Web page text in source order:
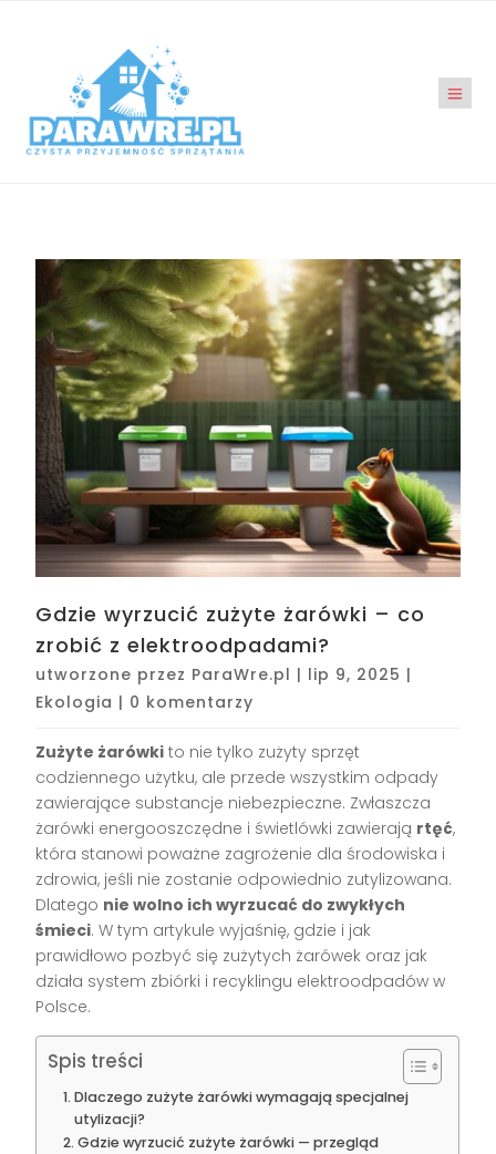
Gdzie wyrzucić zużyte żarówki – co
zrobić z elektroodpadami?
utworzone przez ParaWre.pl | lip 9, 2025 |
Ekologia | 0 komentarzy
Zużyte żarówki to nie tylko zużyty sprzęt
codziennego użytku, ale przede wszystkim odpady
zawierające substancje niebezpieczne. Zwłaszcza
żarówki energooszczędne i świetlówki zawierają rtęć,
która stanowi poważne zagrożenie dla środowiska i
zdrowia, jeśli nie zostanie odpowiednio zutylizowana.
Dlatego nie wolno ich wyrzucać do zwykłych
śmieci. W tym artykule wyjaśnię, gdzie i jak
prawidłowo pozbyć się zużytych żarówek oraz jak
działa system zbiórki i recyklingu elektroodpadów w
Polsce.
Spis treści
Dlaczego zużyte żarówki wymagają specjalnej
utylizacji?
Gdzie wyrzucić zużyte żarówki — przegląd